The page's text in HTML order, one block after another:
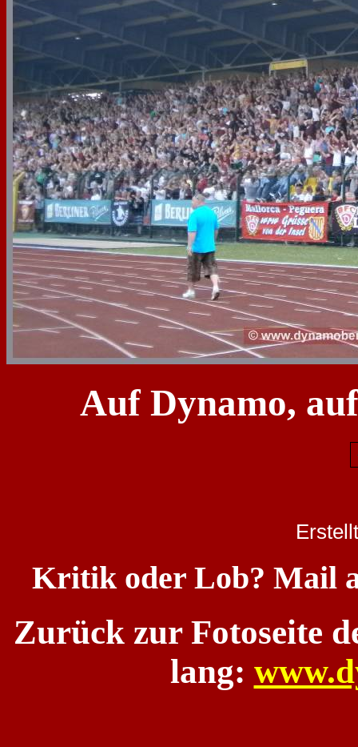
Auf Dynamo,
Kritik oder Lob? Mail
Zurück zur Fotoseite
lang: